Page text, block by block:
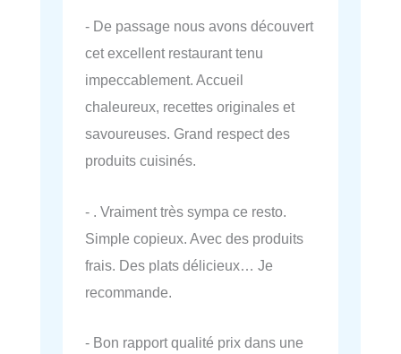
- De passage nous avons découvert
cet excellent restaurant tenu
impeccablement. Accueil
chaleureux, recettes originales et
savoureuses. Grand respect des
produits cuisinés.
- . Vraiment très sympa ce resto.
Simple copieux. Avec des produits
frais. Des plats délicieux… Je
recommande.
- Bon rapport qualité prix dans une